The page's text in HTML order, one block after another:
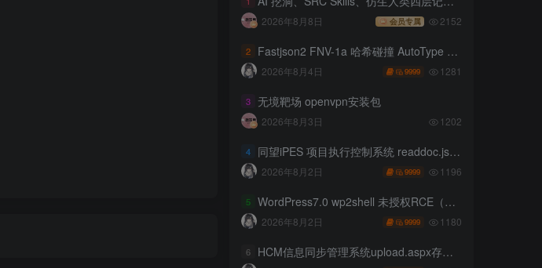
2026年8月8日 会员专属 2152
2 Fastjson2 FNV-1a 哈希碰撞 AutoType 绕过远程代码执行
2026年8月4日 9999 1281
3 无境靶场 openvpn安装包
2026年8月3日 1202
4 同望iPES 项目执行控制系统 readdoc.jsp存在任意文件读取
2026年8月2日 9999 1196
5 WordPress7.0 wp2shell 未授权RCE（CVE-2026-63030 CVE-2026-60137）
2026年8月2日 9999 1180
6 HCM信息同步管理系统upload.aspx存在任意文件上传